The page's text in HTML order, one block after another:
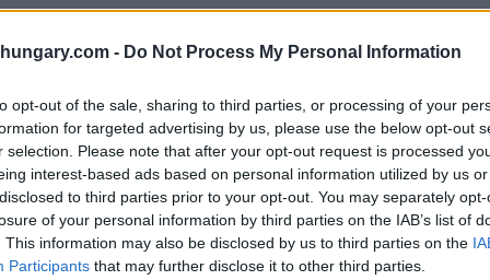
- Do Not Process My Personal Information
opt-out of the sale, sharing to third parties, or processing of your
for targeted advertising by us, please use the below opt-out
selection. Please note that after your opt-out request is processed
interest-based ads based on personal information utilized by us
to third parties prior to your opt-out. You may separately
of your personal information by third parties on the IAB’s list of
This information may also be disclosed by us to third parties on the
Participants that may further disclose it to other third parties.
coccarde e tenevano bandiere
Parlamento, mentre i partiti di opposizione
grande come quello che mandarono per